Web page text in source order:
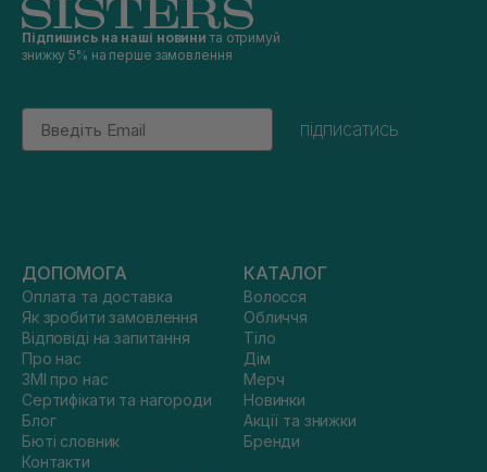
Підпишись на наші новини та отримуй
знижку 5% на перше замовлення
Email
підписатись
ДОПОМОГА
Оплата та доставка
Як зробити замовлення
Відповіді на запитання
Про нас
ЗМІ про нас
Сертифікати та нагороди
Блог
Бюті словник
Контакти
КАТАЛОГ
Волосся
Обличчя
Тіло
Дім
Мерч
Новинки
Акції та знижки
Бренди